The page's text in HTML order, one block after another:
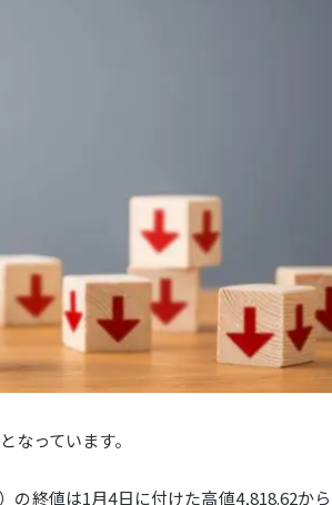
なっています。
の終値は1月4日に付けた高値4,818.62から